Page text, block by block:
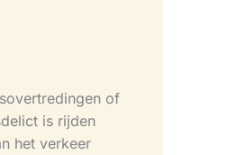
of
is rijden
het verkeer